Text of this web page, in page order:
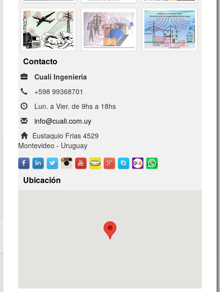
Contacto
Cuali Ingeniería
+598 99368701
Lun. a Vier. de 9hs a 18hs
info@cuali.com.uy
Eustaquio Frias 4529
Montevideo - Uruguay
Ubicación